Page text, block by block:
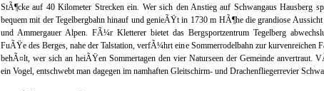
StÃ¶cke auf 40 Kilometer Strecken ein. Wer sich den Anstieg auf Schwangaus Hausberg
bequem mit der Tegelbergbahn hinauf und genieÃŸt in 1730 m HÃ¶he die grandiose
und Ammergauer Alpen. FÃ¼r Kletterer bietet das Bergsportzentrum Tegelberg
FuÃŸe des Berges, nahe der Talstation, verfÃ¼hrt eine Sommerrodelbahn zur kurvenreichen
behÃ¤lt, wer sich an heiÃŸen Sommertagen den vier Naturseen der Gemeinde anvertraut.
ein Vogel, entschwebt man dagegen im namhaften Gleitschirm- und Drachenfliegerrevier